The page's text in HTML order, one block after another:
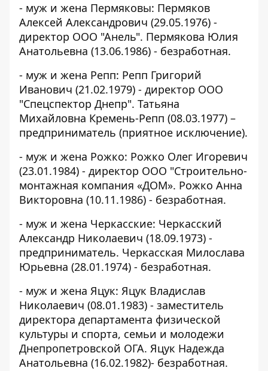
- муж и жена Пермяковы: Пермяков
Алексей Александрович (29.05.1976) -
директор ООО "Анель". Пермякова Юлия
Анатольевна (13.06.1986) - безработная.
- муж и жена Репп: Репп Григорий
Иванович (21.02.1979) - директор ООО
"Спецспектор Днепр". Татьяна
Михайловна Кремень-Репп (08.03.1977) –
предприниматель (приятное исключение).
- муж и жена Рожко: Рожко Олег Игоревич
(23.01.1984) - директор ООО "Строительно-
монтажная компания «ДОМ». Рожко Анна
Викторовна (10.11.1986) - безработная.
- муж и жена Черкасские: Черкасский
Александр Николаевич (18.09.1973) -
предприниматель. Черкасская Милослава
Юрьевна (28.01.1974) - безработная.
- муж и жена Яцук: Яцук Владислав
Николаевич (08.01.1983) - заместитель
директора департамента физической
культуры и спорта, семьи и молодежи
Днепропетровской ОГА. Яцук Надежда
Анатольевна (16.02.1982)- безработная.